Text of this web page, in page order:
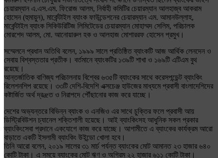
চেয়ারম্যান এ.এস.এম. ফিরোজ আলম, নির্বাহী কমিটির চেয়ারম্যান আলহাজ্ব আকরাম
হোসেন (হুমায়ুন), মার্কেন্টাইল ব্যাংক ফাউন্ডেশনের চেয়ারম্যান এম. আমানউল্লাহ,
মার্কেন্টাইল ব্যাংক সিকিউরিটিজ লিমিটেডের চেয়ারম্যান মোহাম্মদ সেলিম, পরিচালক
মোরশেদ আলম, মো. আনোয়ারুল হক ও আলহাজ মোশাররফ হোসেন প্রমুখ।
সম্মেলনে প্রধান অতিথি বলেন, ১৯৯৯ সালে প্রতিষ্ঠিত ব্যাংকটি আজ আর্থিক লেনদেন ও
সেবায় বিশ্বস্ততার প্রতীক। বর্তমানে ব্যাংকটির ১৩৯টি শাখা ও ১৬৯টি এটিএম বুথ
রয়েছে।
আন্তর্জাতিক বাণিজ্য পরিচালনায় বিশ্বের ৬৩৫টি ব্যাংকের সাথে করেসপন্ডেন্ট ব্যাংকিং
রিলেশনশিপ রয়েছে। ৩৩টি দেশি-বিদেশি এক্সচেঞ্জ হাউজের মাধ্যমে প্রবাসী বাংলাদেশিদের
কষ্টার্জিত অর্থ দ্রæত ও নিরাপদে পৌঁছানোর কাজ করে যাচ্ছে।
দেশের অভ্যন্তরে বিভিন্ন ব্যাংক ও এনজিও এর সাথে চুক্তির ফলে প্রবাসী আয়
ডিস্ট্রিবিউশন চ্যানেল শক্তিশালী হয়েছে। আই ব্যাংকিংসহ আধুনিক সকল প্রকার
ব্যাংকিংসেবা প্রদানে একযোগে কাজ করে যাচ্ছে। আগামীতে এ ব্যাংকের কার্যক্রম আরো
বাড়াতে একটি ইসলামী ব্যাংকিং উইন্ডো খোলা হবে।
তিনি আরো বলেন, ২০১৯ সালের ৩১ মার্চ পর্যন্ত ব্যাংকের মোট আমানত ২৩ হাজার ৬৪০
কোটি টাকা। এ সময়ে ব্যাংকের মোট ঋণ ও অগ্রিম ২২ হাজার ৬১১ কোটি টাকা।